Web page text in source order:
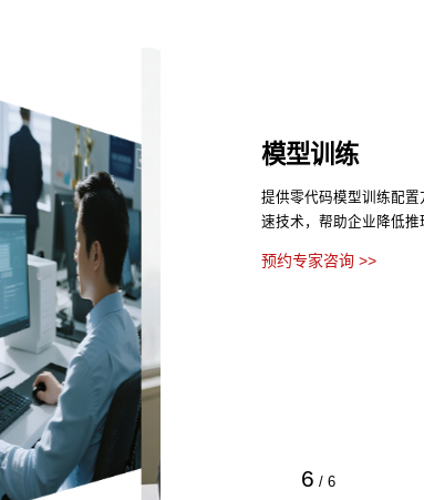
6 / 6
模型训练
提供零代码模型训练配
速技术，帮助企业降低
预约专家咨询 >>